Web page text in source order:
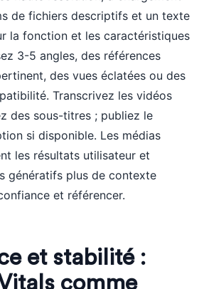
de fichiers descriptifs et un texte
la fonction et les caractéristiques
3-5 angles, des références
des vues éclatées ou des
Transcrivez les vidéos
des sous-titres ; publiez le
si disponible. Les médias
les résultats utilisateur et
génératifs plus de contexte
et référencer.
et stabilité :
comme